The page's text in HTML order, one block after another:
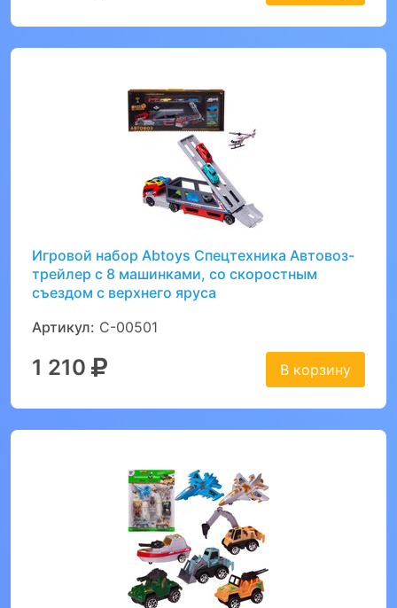
Игровой набор Abtoys Спецтехника Автовоз-
трейлер с 8 машинками, со скоростным
съездом с верхнего яруса
Артикул: C-00501
1 210 В корзину